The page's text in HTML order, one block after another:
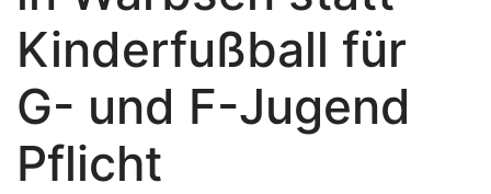
Kinderfußball für
G- und F-Jugend
Pflicht